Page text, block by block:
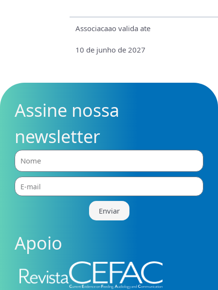
Associacaao valida ate
10 de junho de 2027
Assine nossa
newsletter
Nome
E-
mail
Enviar
Apoio